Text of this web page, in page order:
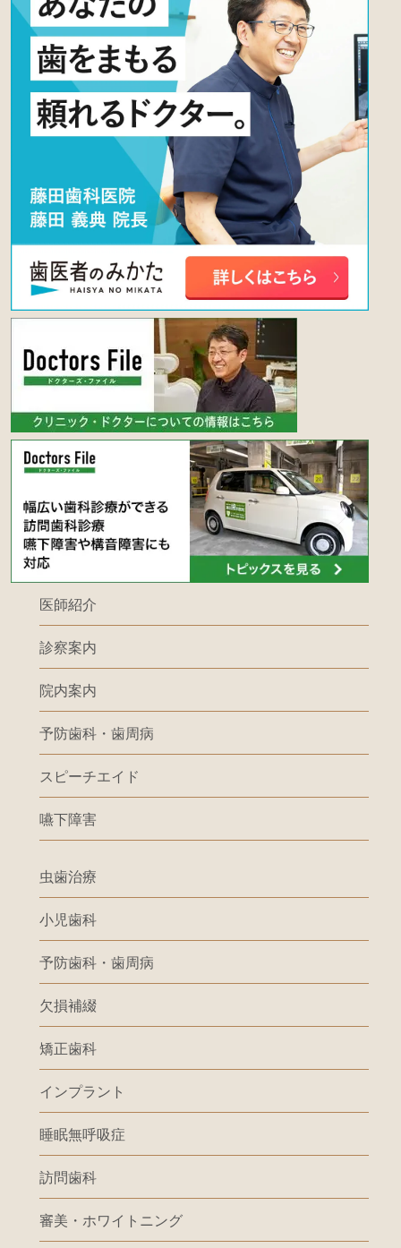
医師紹介
診察案内
院内案内
予防歯科・歯周病
スピーチエイド
嚥下障害
虫歯治療
小児歯科
予防歯科・歯周病
欠損補綴
矯正歯科
インプラント
睡眠無呼吸症
訪問歯科
審美・ホワイトニング